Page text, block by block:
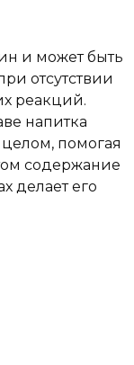
и может быть
отсутствии
реакций.
напитка
помогая
содержание
делает его